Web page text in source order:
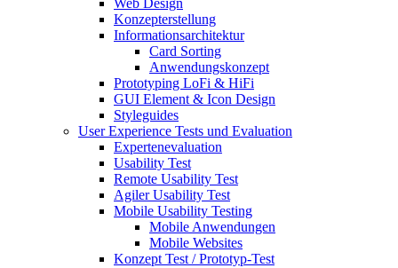
Web Design
Konzepterstellung
Informationsarchitektur
Card Sorting
Anwendungskonzept
Prototyping LoFi & HiFi
GUI Element & Icon Design
Styleguides
User Experience Tests und Evaluation
Expertenevaluation
Usability Test
Remote Usability Test
Agiler Usability Test
Mobile Usability Testing
Mobile Anwendungen
Mobile Websites
Konzept Test / Prototyp-Test